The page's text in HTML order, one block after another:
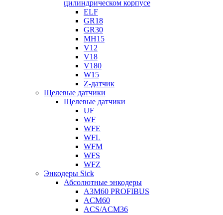
цилиндрическом корпусе
ELF
GR18
GR30
MH15
V12
V18
V180
W15
Z-датчик
Щелевые датчики
Щелевые датчики
UF
WF
WFE
WFL
WFM
WFS
WFZ
Энкодеры Sick
Абсолютные энкодеры
A3M60 PROFIBUS
ACM60
ACS/ACM36